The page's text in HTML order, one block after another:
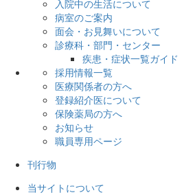
入院中の生活について
病室のご案内
面会・お見舞いについて
診療科・部門・センター
疾患・症状一覧ガイド
採用情報一覧
医療関係者の方へ
登録紹介医について
保険薬局の方へ
お知らせ
職員専用ページ
刊行物
当サイトについて